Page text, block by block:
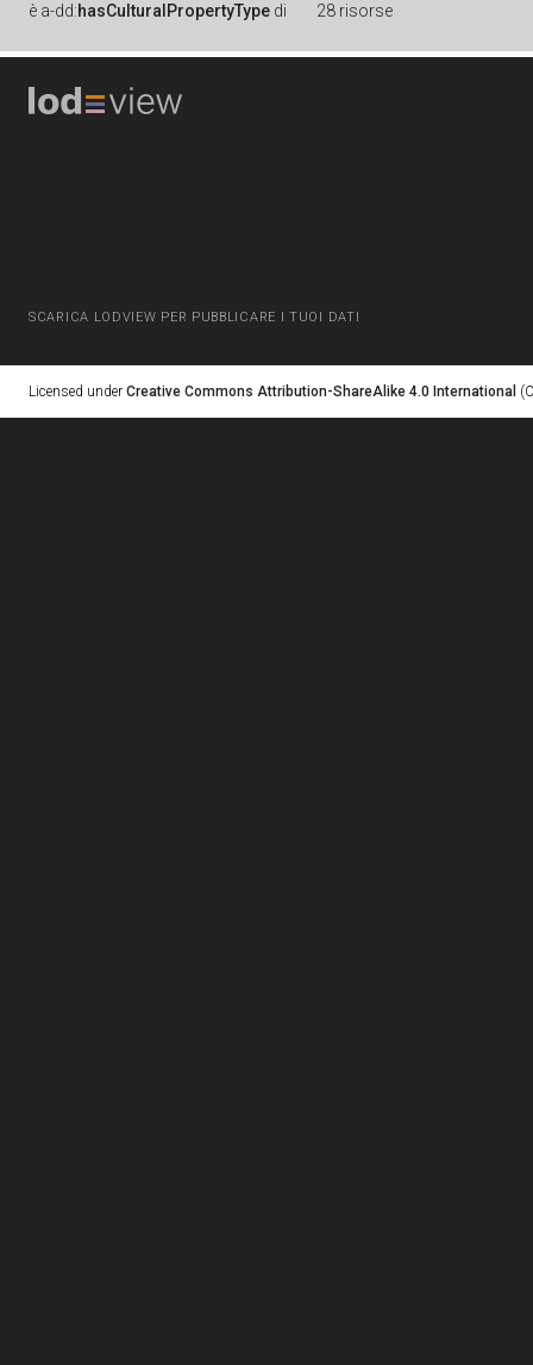
è a-dd:hasCulturalPropertyType di 28 risorse
SCARICA LODVIEW PER PUBBLICARE I TUOI DATI
Licensed under Creative Commons Attribution-ShareAlike 4.0 International